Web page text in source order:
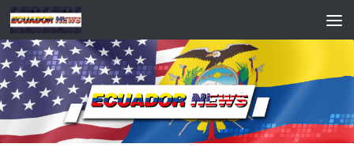
Saltar al contenido